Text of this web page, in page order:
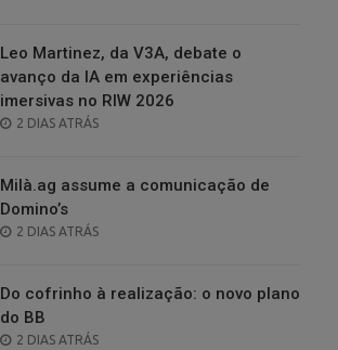
Leo Martinez, da V3A, debate o
avanço da IA em experiências
imersivas no RIW 2026
POSTED
2 DIAS ATRÁS
Milà.ag assume a comunicação de
Domino’s
POSTED
2 DIAS ATRÁS
Do cofrinho à realização: o novo plano
do BB
POSTED
2 DIAS ATRÁS